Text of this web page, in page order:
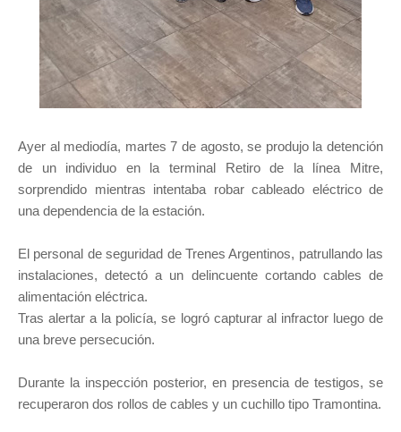
Ayer al mediodía, martes 7 de agosto, se produjo la detención
de un individuo en la terminal Retiro de la línea Mitre,
sorprendido mientras intentaba robar cableado eléctrico de
una dependencia de la estación.
El personal de seguridad de Trenes Argentinos, patrullando las
instalaciones, detectó a un delincuente cortando cables de
alimentación eléctrica.
Tras alertar a la policía, se logró capturar al infractor luego de
una breve persecución.
Durante la inspección posterior, en presencia de testigos, se
recuperaron dos rollos de cables y un cuchillo tipo Tramontina.